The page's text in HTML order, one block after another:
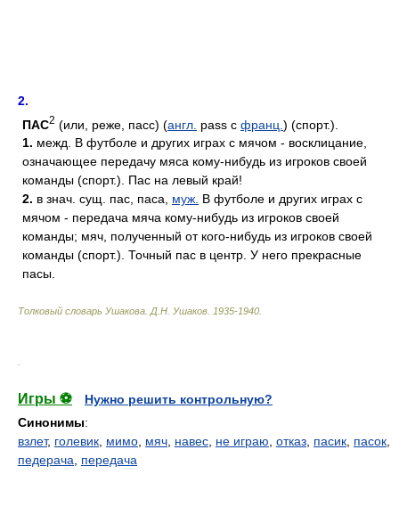
2.
ПАС2 (или, реже, пасс) (англ. pass с франц. ) (спорт.).
1. межд. В футболе и других играх с мячом - восклицание,
означающее передачу мяса кому-нибудь из игроков своей
команды (спорт.). Пас на левый край!
2. в знач. сущ. пас, паса, муж. В футболе и других играх с
мячом - передача мяча кому-нибудь из игроков своей
команды; мяч, полученный от кого-нибудь из игроков своей
команды (спорт.). Точный пас в центр. У него прекрасные
пасы.
Толковый словарь Ушакова Д.Н. Ушаков. 1935-1940
Игры ⚽
Нужно решить контрольную?
Синонимы:
взлет, голевик, мимо, мяч, навес, не играю, отказ, пасик, пасок,
педерача, передача